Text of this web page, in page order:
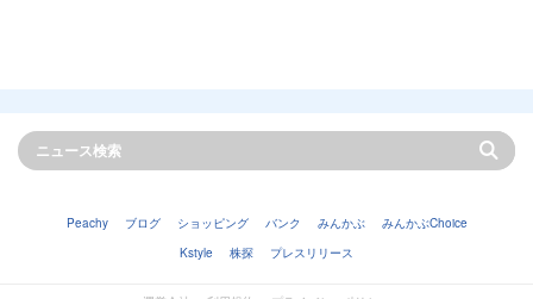
Peachy ブログ ショッピング バンク みんかぶ
みんかぶChoice
Kstyle
株探 プレスリリース